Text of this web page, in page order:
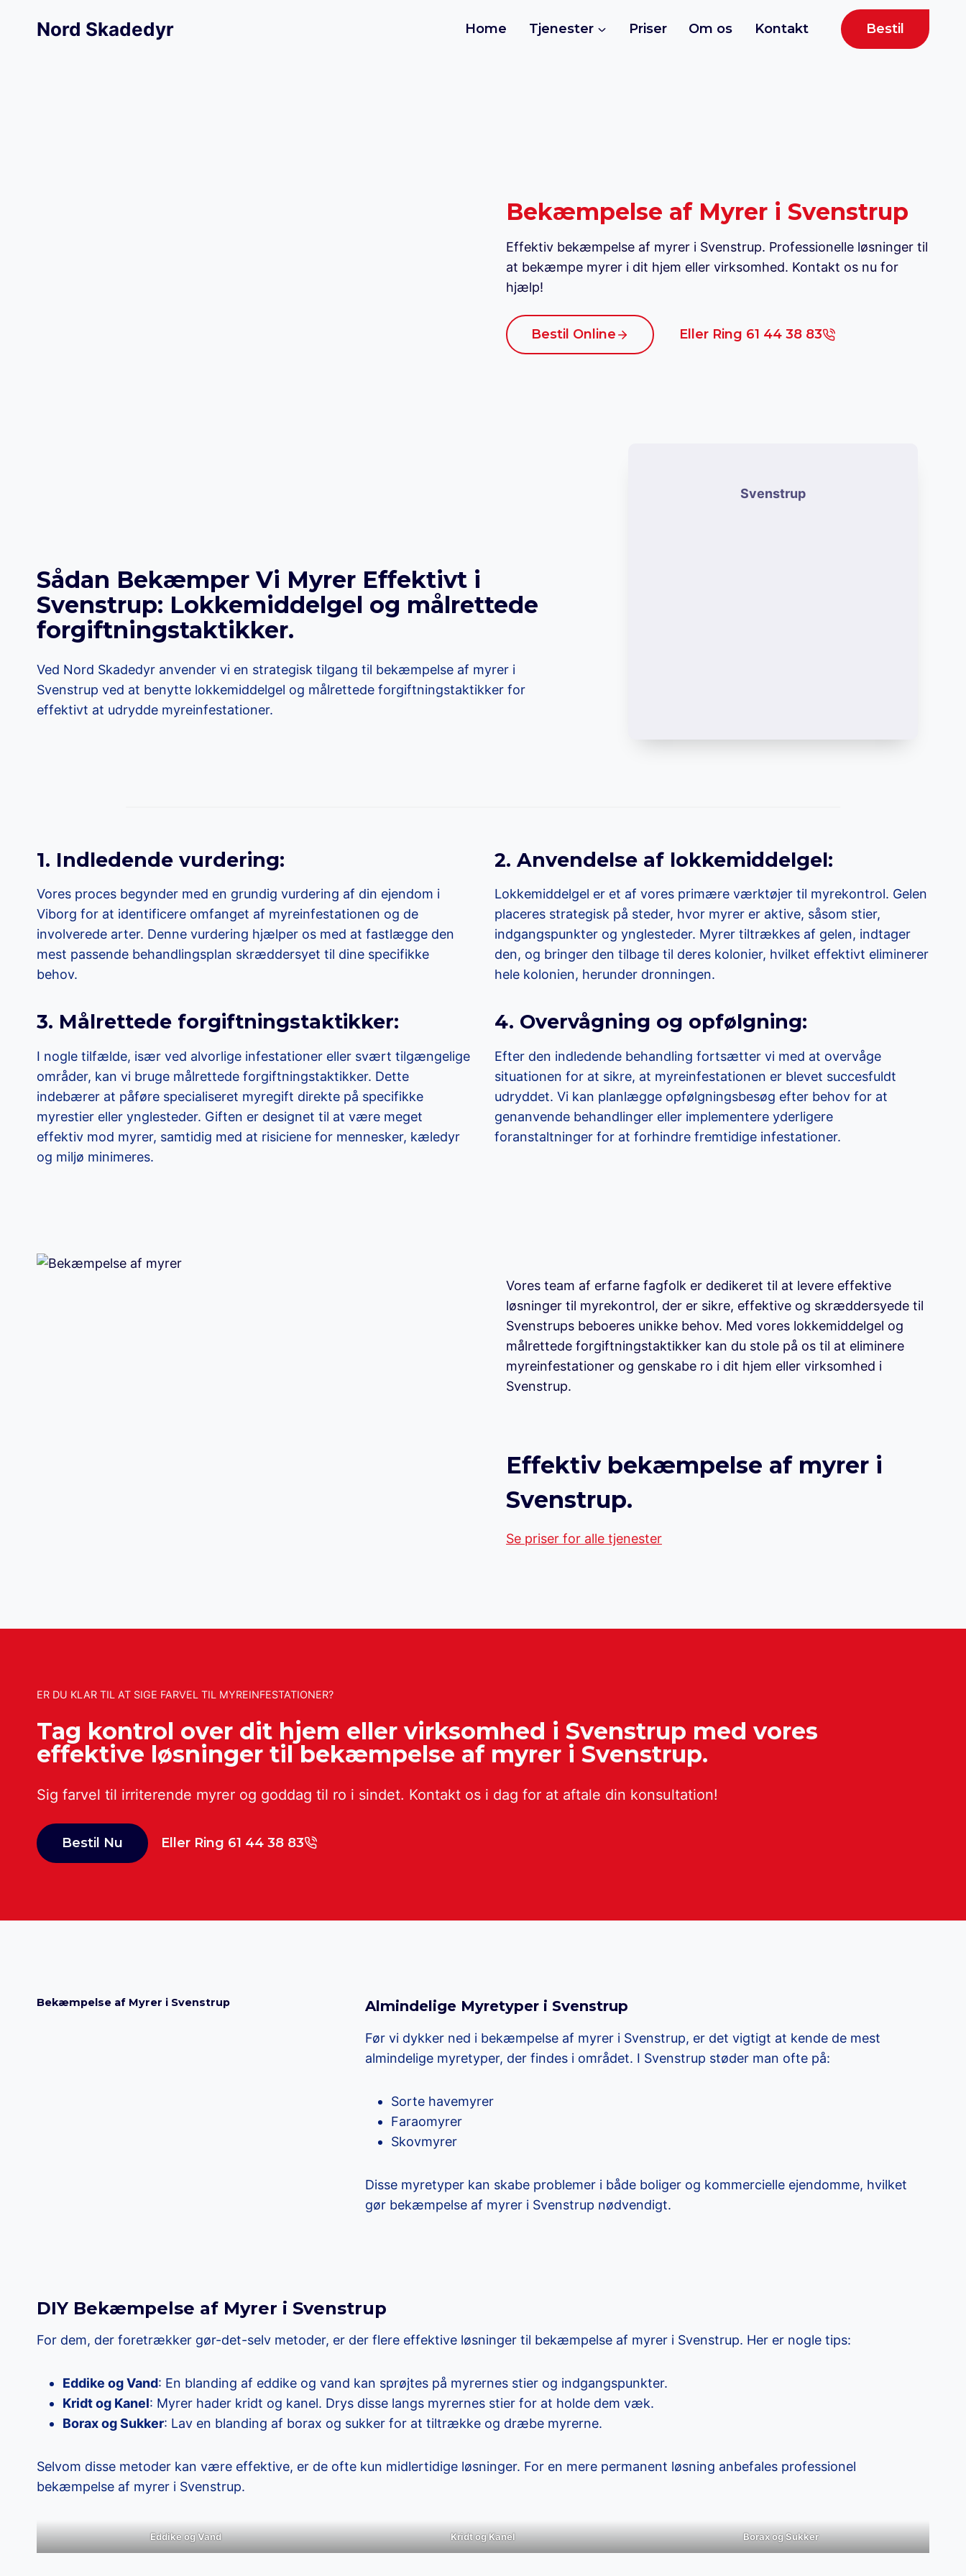
Nord Skadedyr Home Tjenester Priser Om os Kontakt Bestil
Bekæmpelse af Myrer i Svenstrup
Effektiv bekæmpelse af myrer i Svenstrup. Professionelle løsninger til
at bekæmpe myrer i dit hjem eller virksomhed. Kontakt os nu for
hjælp!
Bestil Online Eller Ring 61 44 38 83
Sådan Bekæmper Vi Myrer Effektivt i
Svenstrup: Lokkemiddelgel og målrettede
forgiftningstaktikker.
Ved Nord Skadedyr anvender vi en strategisk tilgang til bekæmpelse af myrer i
Svenstrup ved at benytte lokkemiddelgel og målrettede forgiftningstaktikker for
effektivt at udrydde myreinfestationer.
Svenstrup
1. Indledende vurdering:
Vores proces begynder med en grundig vurdering af din ejendom i
Viborg for at identificere omfanget af myreinfestationen og de
involverede arter. Denne vurdering hjælper os med at fastlægge den
mest passende behandlingsplan skræddersyet til dine specifikke
behov.
2. Anvendelse af lokkemiddelgel:
Lokkemiddelgel er et af vores primære værktøjer til myrekontrol. Gelen
placeres strategisk på steder, hvor myrer er aktive, såsom stier,
indgangspunkter og ynglesteder. Myrer tiltrækkes af gelen, indtager
den, og bringer den tilbage til deres kolonier, hvilket effektivt eliminerer
hele kolonien, herunder dronningen.
3. Målrettede forgiftningstaktikker:
I nogle tilfælde, især ved alvorlige infestationer eller svært tilgængelige
områder, kan vi bruge målrettede forgiftningstaktikker. Dette
indebærer at påføre specialiseret myregift direkte på specifikke
myrestier eller ynglesteder. Giften er designet til at være meget
effektiv mod myrer, samtidig med at risiciene for mennesker, kæledyr
og miljø minimeres.
4. Overvågning og opfølgning:
Efter den indledende behandling fortsætter vi med at overvåge
situationen for at sikre, at myreinfestationen er blevet succesfuldt
udryddet. Vi kan planlægge opfølgningsbesøg efter behov for at
genanvende behandlinger eller implementere yderligere
foranstaltninger for at forhindre fremtidige infestationer.
Vores team af erfarne fagfolk er dedikeret til at levere effektive
løsninger til myrekontrol, der er sikre, effektive og skræddersyede til
Svenstrups beboeres unikke behov. Med vores lokkemiddelgel og
målrettede forgiftningstaktikker kan du stole på os til at eliminere
myreinfestationer og genskabe ro i dit hjem eller virksomhed i
Svenstrup.
Effektiv bekæmpelse af myrer i
Svenstrup.
Se priser for alle tjenester
ER DU KLAR TIL AT SIGE FARVEL TIL MYREINFESTATIONER?
Tag kontrol over dit hjem eller virksomhed i Svenstrup med vores
effektive løsninger til bekæmpelse af myrer i Svenstrup.
Sig farvel til irriterende myrer og goddag til ro i sindet. Kontakt os i dag for at aftale din konsultation!
Bestil Nu Eller Ring 61 44 38 83
Bekæmpelse af Myrer i Svenstrup Almindelige Myretyper i Svenstrup
Før vi dykker ned i bekæmpelse af myrer i Svenstrup, er det vigtigt at kende de mest
almindelige myretyper, der findes i området. I Svenstrup støder man ofte på:
Sorte havemyrer
Faraomyrer
Skovmyrer
Disse myretyper kan skabe problemer i både boliger og kommercielle ejendomme, hvilket
gør bekæmpelse af myrer i Svenstrup nødvendigt.
DIY Bekæmpelse af Myrer i Svenstrup
For dem, der foretrækker gør-det-selv metoder, er der flere effektive løsninger til bekæmpelse af myrer i Svenstrup. Her er nogle tips:
Eddike og Vand: En blanding af eddike og vand kan sprøjtes på myrernes stier og indgangspunkter.
Kridt og Kanel: Myrer hader kridt og kanel. Drys disse langs myrernes stier for at holde dem væk.
Borax og Sukker: Lav en blanding af borax og sukker for at tiltrække og dræbe myrerne.
Selvom disse metoder kan være effektive, er de ofte kun midlertidige løsninger. For en mere permanent løsning anbefales professionel
bekæmpelse af myrer i Svenstrup.
Eddike og Vand Kridt og Kanel Borax og Sukker